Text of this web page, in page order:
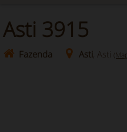
Asti 3915
Fazenda Asti, Asti